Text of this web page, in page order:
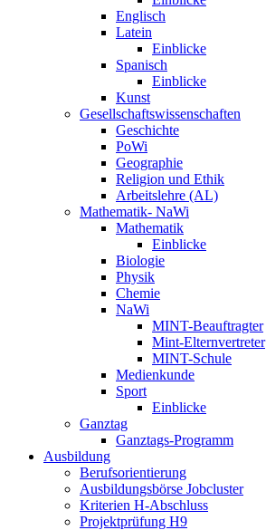
Englisch
Latein
Einblicke
Spanisch
Einblicke
Kunst
Gesellschaftswissenschaften
Geschichte
PoWi
Geographie
Religion und Ethik
Arbeitslehre (AL)
Mathematik- NaWi
Mathematik
Einblicke
Biologie
Physik
Chemie
NaWi
MINT-Beauftragter
Mint-Elternvertreter
MINT-Schule
Medienkunde
Sport
Einblicke
Ganztag
Ganztags-Programm
Ausbildung
Berufsorientierung
Ausbildungsbörse Jobcluster
Kriterien H-Abschluss
Projektprüfung H9